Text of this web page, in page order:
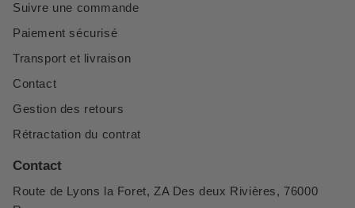
Suivre une commande
Paiement sécurisé
Transport et livraison
Contact
Gestion des retours
Rétractation du contrat
Contact
Route de Lyons la Foret, ZA Des deux Rivières, 76000